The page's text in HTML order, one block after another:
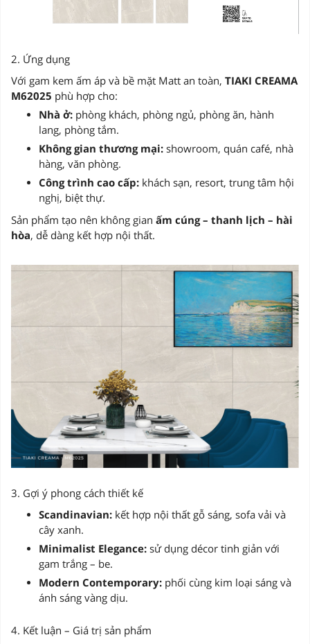
2. Ứng dụng
Với gam kem ấm áp và bề mặt Matt an toàn, TIAKI CREAMA
M62025 phù hợp cho:
Nhà ở: phòng khách, phòng ngủ, phòng ăn, hành
lang, phòng tắm.
Không gian thương mại: showroom, quán café, nhà
hàng, văn phòng.
Công trình cao cấp: khách sạn, resort, trung tâm hội
nghị, biệt thự.
Sản phẩm tạo nên không gian ấm cúng – thanh lịch – hài
hòa, dễ dàng kết hợp nội thất.
3. Gợi ý phong cách thiết kế
Scandinavian: kết hợp nội thất gỗ sáng, sofa vải và
cây xanh.
Minimalist Elegance: sử dụng décor tinh giản với
gam trắng – be.
Modern Contemporary: phối cùng kim loại sáng và
ánh sáng vàng dịu.
4. Kết luận – Giá trị sản phẩm